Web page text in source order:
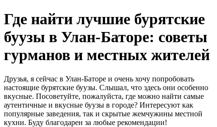
Где найти лучшие бурятские
буузы в Улан-Баторе: советы
гурманов и местных жителей
Друзья, я сейчас в Улан-Баторе и очень хочу попробовать
настоящие бурятские буузы. Слышал, что здесь они особенно
вкусные. Посоветуйте, пожалуйста, где можно найти самые
аутентичные и вкусные буузы в городе? Интересуют как
популярные заведения, так и скрытые жемчужины местной
кухни. Буду благодарен за любые рекомендации!